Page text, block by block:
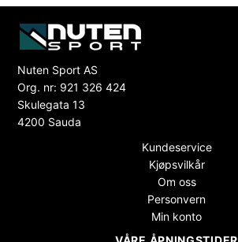
Nuten Sport AS
Org. nr: 921 326 424
Skulegata 13
4200 Sauda
Kundeservice
Kjøpsvilkår
Om oss
Personvern
Min konto